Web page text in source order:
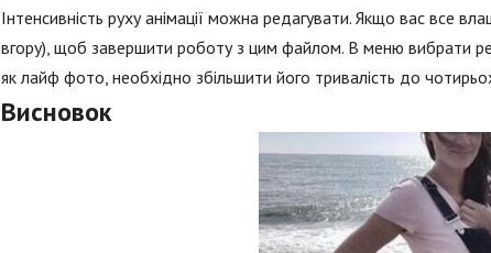
Інтенсивність руху анімації можна редагувати. Якщо вас все
вгору), щоб завершити роботу з цим файлом. В меню вибрати
як лайф фото, необхідно збільшити його тривалість до
Висновок